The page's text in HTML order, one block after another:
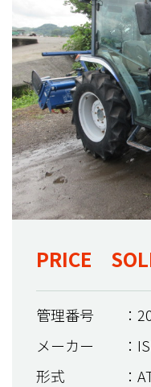
PRICE
管理番号
：
メーカー
：
形式
：